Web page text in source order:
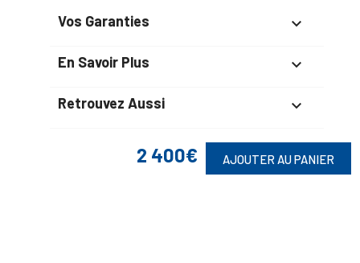
2 400€ AJOUTER AU PANIER
Vos Garanties 
En Savoir Plus 
Retrouvez Aussi 